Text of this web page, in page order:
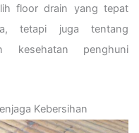
floor drain yang tepat
tetapi juga tentang
kesehatan penghuni
Kebersihan